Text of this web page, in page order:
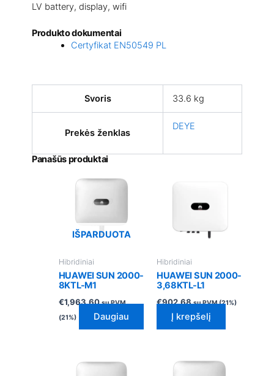
LV battery, display, wifi
Produkto dokumentai
Certyfikat EN50549 PL
Svoris 33.6 kg
Prekės ženklas
DEYE
Panašūs produktai
IŠPARDUOTA
Hibridiniai
HUAWEI SUN 2000-
8KTL-M1
€1,963.60 su PVM
(21%)
Daugiau
Hibridiniai
HUAWEI SUN 2000-
3,68KTL-L1
€902.68 su PVM (21%)
Į krepšelį